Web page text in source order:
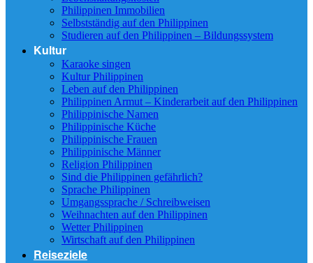
Philippinen Immobilien
Selbstständig auf den Philippinen
Studieren auf den Philippinen – Bildungssystem
Kultur
Karaoke singen
Kultur Philippinen
Leben auf den Philippinen
Philippinen Armut – Kinderarbeit auf den Philippinen
Philippinische Namen
Philippinische Küche
Philippinische Frauen
Philippinische Männer
Religion Philippinen
Sind die Philippinen gefährlich?
Sprache Philippinen
Umgangssprache / Schreibweisen
Weihnachten auf den Philippinen
Wetter Philippinen
Wirtschaft auf den Philippinen
Reiseziele